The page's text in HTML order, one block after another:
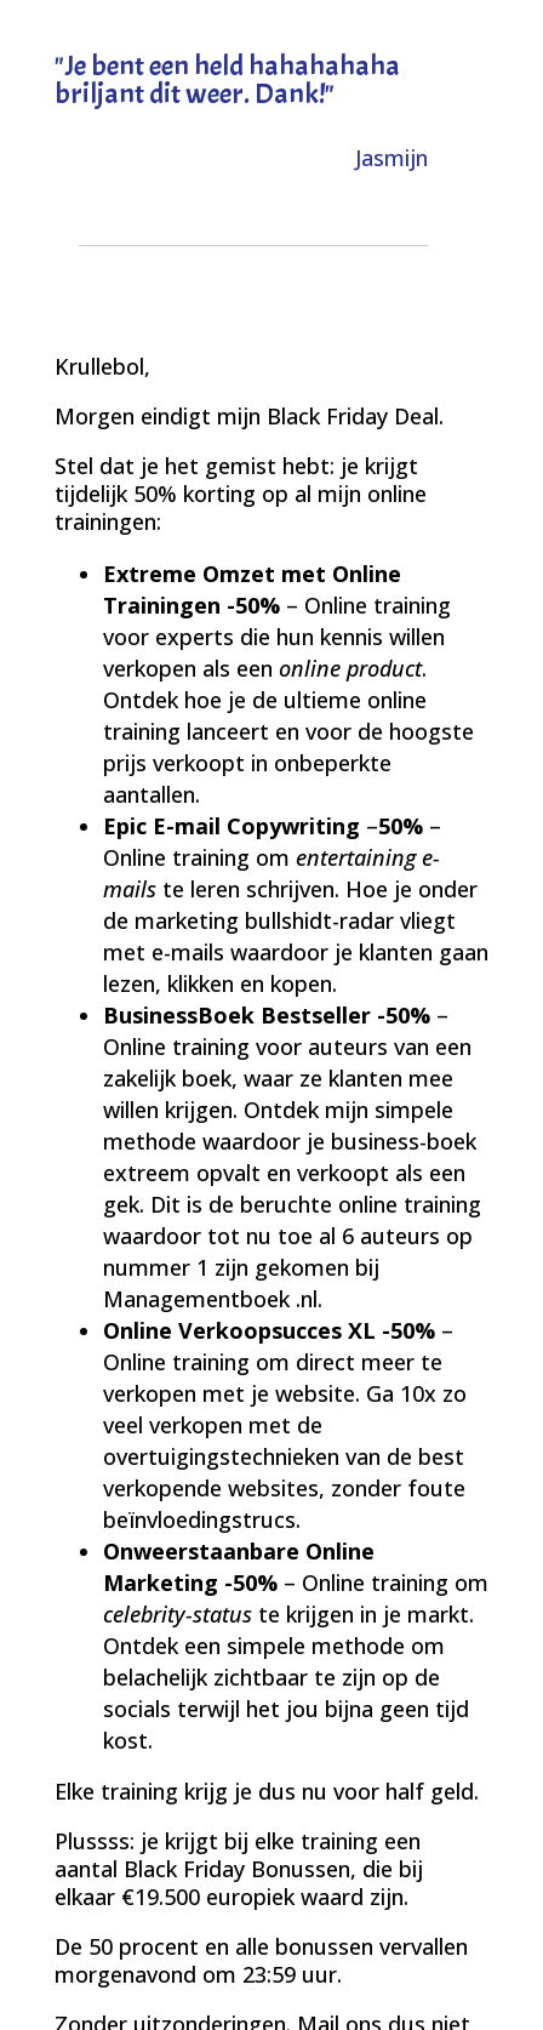
"Je bent een held hahahahaha
briljant dit weer. Dank!"
Jasmijn
Krullebol,
Morgen eindigt mijn Black Friday Deal.
Stel dat je het gemist hebt: je krijgt
tijdelijk 50% korting op al mijn online
trainingen:
Extreme Omzet met Online
Trainingen -50%– Online training
voor experts die hun kennis willen
verkopen als een online product.
Ontdek hoe je de ultieme online
training lanceert en voor de hoogste
prijs verkoopt in onbeperkte
aantallen.
Epic E-mail Copywriting –50%–
Online training om entertaining e-
mailste leren schrijven. Hoe je onder
de marketing bullshidt-radar vliegt
met e-mails waardoor je klanten gaan
lezen, klikken en kopen.
BusinessBoek Bestseller -50%–
Online training voor auteurs van een
zakelijk boek, waar ze klanten mee
willen krijgen. Ontdek mijn simpele
methode waardoor je business-boek
extreem opvalt en verkoopt als een
gek. Dit is de beruchte online training
waardoor tot nu toe al 6 auteurs op
nummer 1 zijn gekomen bij
Managementboek .nl.
Online Verkoopsucces XL -50%–
Online training om direct meer te
verkopen met je website. Ga 10x zo
veel verkopen met de
overtuigingstechnieken van de best
verkopende websites, zonder foute
beïnvloedingstrucs.
Onweerstaanbare Online
Marketing -50%– Online training om
celebrity-statuste krijgen in je markt.
Ontdek een simpele methode om
belachelijk zichtbaar te zijn op de
socials terwijl het jou bijna geen tijd
kost.
Elke training krijg je dus nu voor half geld.
Plussss: je krijgt bij elke training een
aantal Black Friday Bonussen, die bij
elkaar €19.500 europiek waard zijn.
De 50 procent en alle bonussen vervallen
morgenavond om 23:59 uur.
Zonder uitzonderingen. Mail ons dus niet